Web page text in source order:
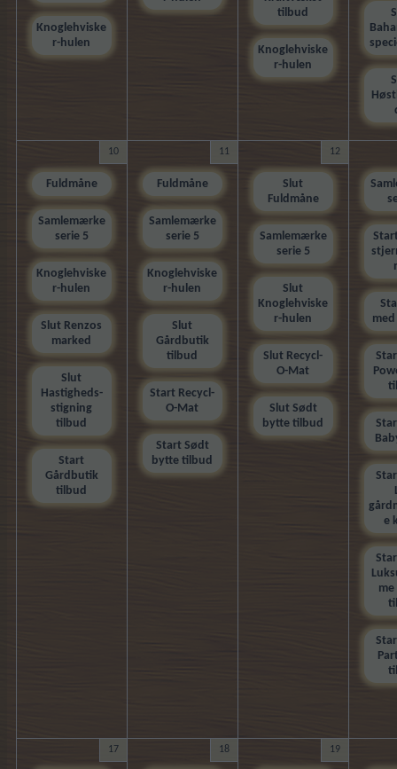
Knoglehviske
r-hulen
tilbud
Knoglehviske
r-hulen
10
Fuldmåne
Samlemærke
serie 5
Knoglehviske
r-hulen
Slut Renzos
marked
Slut
Hastigheds-
stigning
tilbud
Start
Gårdbutik
tilbud
11
Fuldmåne
Samlemærke
serie 5
Knoglehviske
r-hulen
Slut
Gårdbutik
tilbud
Start Recycl-
O-Mat
Start Sødt
bytte tilbud
12
Slut
Fuldmåne
Samlemærke
serie 5
Slut
Knoglehviske
r-hulen
Slut Recycl-
O-Mat
Slut Sødt
bytte tilbud
e
17 18 19